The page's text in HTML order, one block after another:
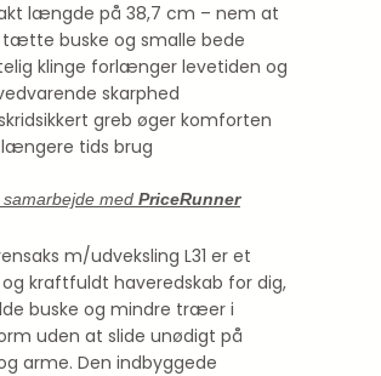
længde på 38,7 cm – nem at
tætte buske og smalle bede
klinge forlænger levetiden og
skarphed
greb øger komforten
tids brug
med PriceRunner
m/udveksling L31 er et
kraftfuldt haveredskab for dig,
buske og mindre træer i
uden at slide unødigt på
arme. Den indbyggede